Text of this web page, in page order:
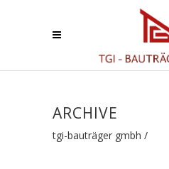
ARCHIVE
tgi-bauträger gmbh /